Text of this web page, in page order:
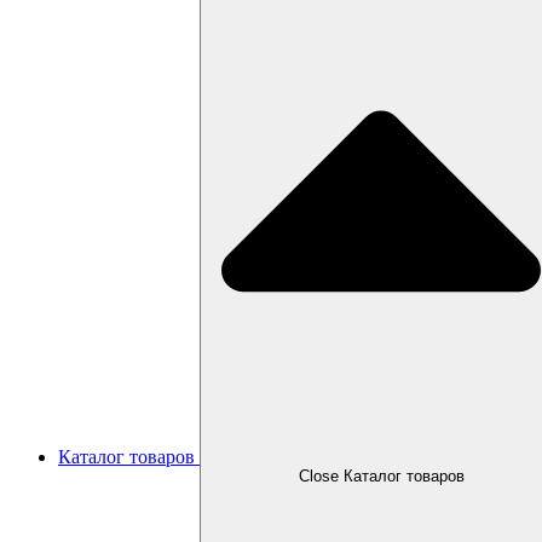
Каталог товаров
Close Каталог товаров